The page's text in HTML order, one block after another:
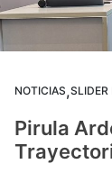
NOTICIAS,SLIDER
Pirula